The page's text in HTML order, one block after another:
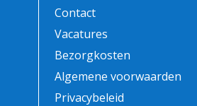
Contact
Vacatures
Bezorgkosten
Algemene voorwaarden
Privacybeleid